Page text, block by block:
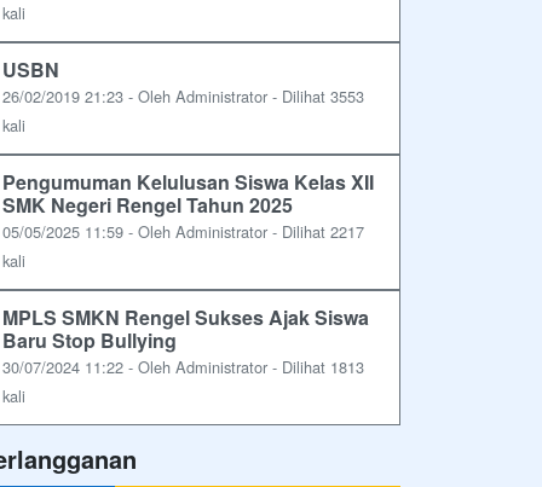
kali
USBN
26/02/2019 21:23 - Oleh Administrator - Dilihat 3553
kali
Pengumuman Kelulusan Siswa Kelas XII
SMK Negeri Rengel Tahun 2025
05/05/2025 11:59 - Oleh Administrator - Dilihat 2217
kali
MPLS SMKN Rengel Sukses Ajak Siswa
Baru Stop Bullying
30/07/2024 11:22 - Oleh Administrator - Dilihat 1813
kali